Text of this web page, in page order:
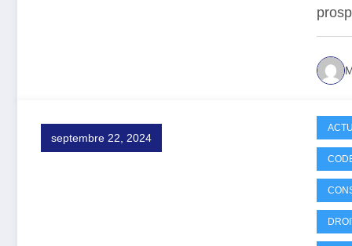
septembre 22, 2024